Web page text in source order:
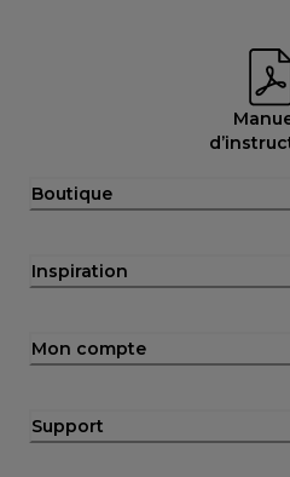
Boutique
Inspiration
Mon compte
Support